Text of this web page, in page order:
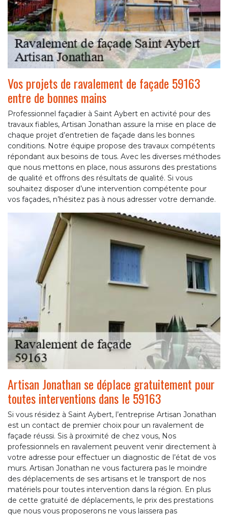
Vos projets de ravalement de façade 59163
entre de bonnes mains
Professionnel façadier à Saint Aybert en activité pour des
travaux fiables, Artisan Jonathan assure la mise en place de
chaque projet d’entretien de façade dans les bonnes
conditions. Notre équipe propose des travaux compétents
répondant aux besoins de tous. Avec les diverses méthodes
que nous mettons en place, nous assurons des prestations
de qualité et offrons des résultats de qualité. Si vous
souhaitez disposer d’une intervention compétente pour
vos façades, n’hésitez pas à nous adresser votre demande.
Artisan Jonathan se déplace gratuitement pour
toutes interventions dans le 59163
Si vous résidez à Saint Aybert, l’entreprise Artisan Jonathan
est un contact de premier choix pour un ravalement de
façade réussi. Sis à proximité de chez vous, Nos
professionnels en ravalement peuvent venir directement à
votre adresse pour effectuer un diagnostic de l’état de vos
murs. Artisan Jonathan ne vous facturera pas le moindre
des déplacements de ses artisans et le transport de nos
matériels pour toutes intervention dans la région. En plus
de cette gratuité de déplacements, le prix des prestations
que nous vous proposerons ne vous laissera pas